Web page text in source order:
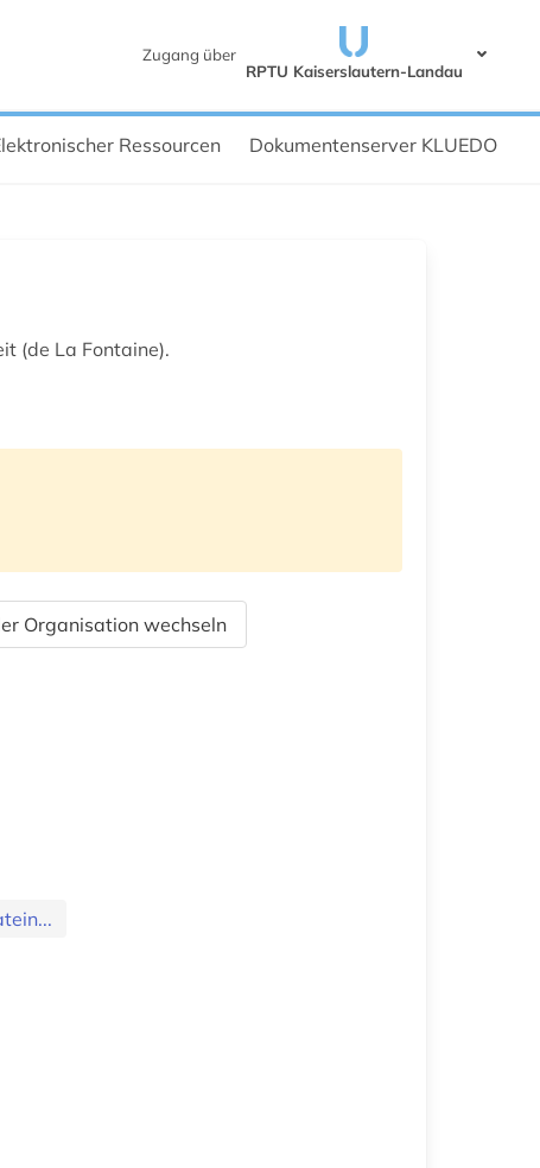
Zugang über
RPTU Kaiserslautern-Landau
Ressourcen Dokumentenserver KLUEDO
(de La Fontaine).
Organisation wechseln